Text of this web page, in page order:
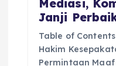
Mediasi,
Janji
Table of
Hakim
Permintaan